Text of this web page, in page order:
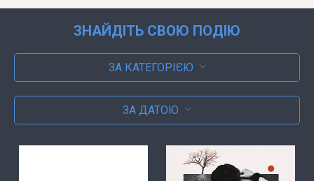
ЗНАЙДІТЬ СВОЮ ПОДІЮ
ЗА КАТЕГОРІЄЮ
ЗА ДАТОЮ